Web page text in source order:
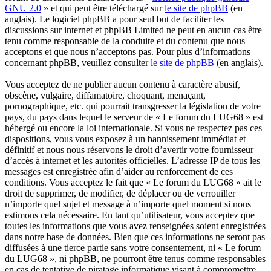
GNU 2.0 » et qui peut être téléchargé surle site de phpBB (en
anglais). Le logiciel phpBB a pour seul but de faciliter les
discussions sur internet et phpBB Limited ne peut en aucun cas être
tenu comme responsable de la conduite et du contenu que nous
acceptons et que nous n’acceptons pas. Pour plus d’informations
concernant phpBB, veuillez consulterle site de phpBB (en anglais).
Vous acceptez de ne publier aucun contenu à caractère abusif,
obscène, vulgaire, diffamatoire, choquant, menaçant,
pornographique, etc. qui pourrait transgresser la législation de votre
pays, du pays dans lequel le serveur de « Le forum du LUG68 » est
hébergé ou encore la loi internationale. Si vous ne respectez pas ces
dispositions, vous vous exposez à un bannissement immédiat et
définitif et nous nous réservons le droit d’avertir votre fournisseur
d’accès à internet et les autorités officielles. L’adresse IP de tous les
messages est enregistrée afin d’aider au renforcement de ces
conditions. Vous acceptez le fait que « Le forum du LUG68 » ait le
droit de supprimer, de modifier, de déplacer ou de verrouiller
n’importe quel sujet et message à n’importe quel moment si nous
estimons cela nécessaire. En tant qu’utilisateur, vous acceptez que
toutes les informations que vous avez renseignées soient enregistrées
dans notre base de données. Bien que ces informations ne seront pas
diffusées à une tierce partie sans votre consentement, ni « Le forum
du LUG68 », ni phpBB, ne pourront être tenus comme responsables